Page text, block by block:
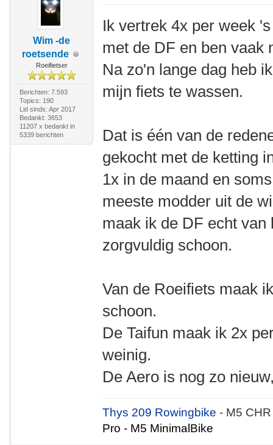
Wim -de
roetsende
Roeifietser
Berichten: 7.593
Topics: 190
Lid sinds: Apr 2017
Bedankt: 3653
11207 x bedankt in
5339 berichten
Ik vertrek 4x per week
met de DF en ben vaak
Na zo'n lange dag heb
mijn fiets te wassen.
Dat is één van de
gekocht met de ketting
1x in de maand en
meeste modder uit de
maak ik de DF echt van
zorgvuldig schoon.
Van de Roeifiets maak
schoon.
De Taifun maak ik 2x
weinig.
De Aero is nog zo
Thys 209 Rowingbike- M5
Pro - M5 MinimalBike